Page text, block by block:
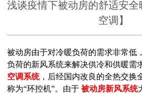
浅谈疫情下被动房的舒适安
空调】
被动房由于对冷暖负荷的需求非常低
负荷的新风系统来解决供冷和供暖需
空调系统，后经国内改良的全热交换
称为“环控机”。由于 被动房新风系统